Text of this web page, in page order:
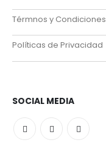
Térmnos y Condiciones
Políticas de Privacidad
SOCIAL MEDIA